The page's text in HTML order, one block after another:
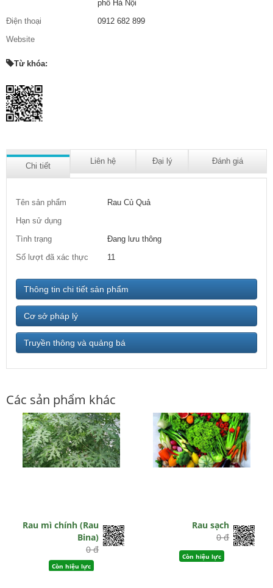
phố Hà Nội
Điện thoại
0912 682 899
Website
Từ khóa:
Chi tiết
Liên hệ Đại lý Đánh giá
Tên sản phẩm
Rau Củ Quả
Hạn sử dụng
Tình trạng
Đang lưu thông
Số lượt đã xác thực
11
Thông tin chi tiết sản phẩm
Cơ sở pháp lý
Truyền thông và quảng bá
Các sản phẩm khác
Rau mì chính (Rau
Bina)
0 đ
Còn hiệu lực
Rau sạch
0 đ
Còn hiệu lực